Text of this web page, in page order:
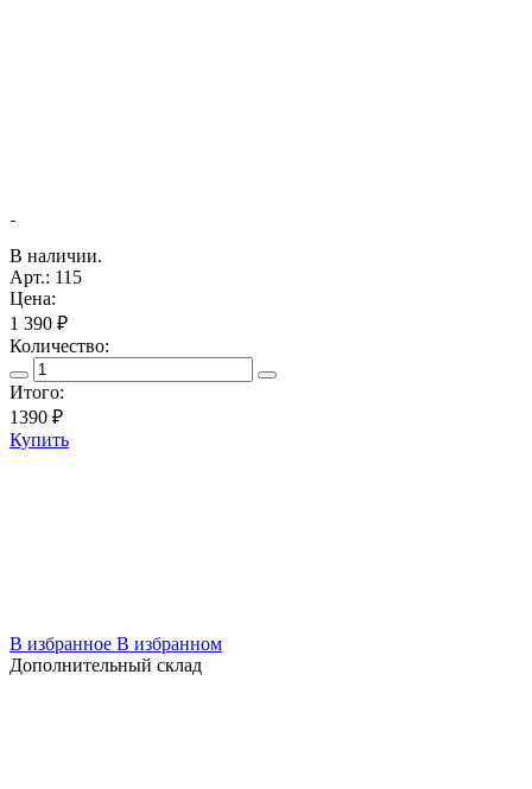
В наличии.
Арт.: 115
Цена:
1 390 ₽
Количество:
Итого:
1390 ₽
Купить
В избранное В избранном
Дополнительный склад